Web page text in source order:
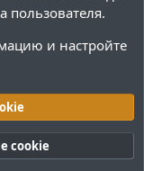
R
пользователя.
и настройте
cookie